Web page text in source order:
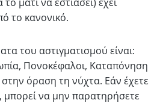
το κανονικό.
του αστιγματισμού είναι:
Πονοκέφαλοι, Καταπόνηση
όραση τη νύχτα. Εάν έχετε
μπορεί να μην παρατηρήσετε